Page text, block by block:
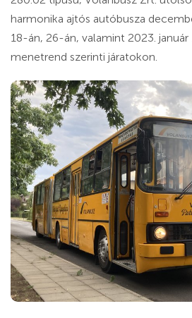
harmonika ajtós autóbusza
18-án, 26-án, valamint 2023.
menetrend szerinti járatokon.